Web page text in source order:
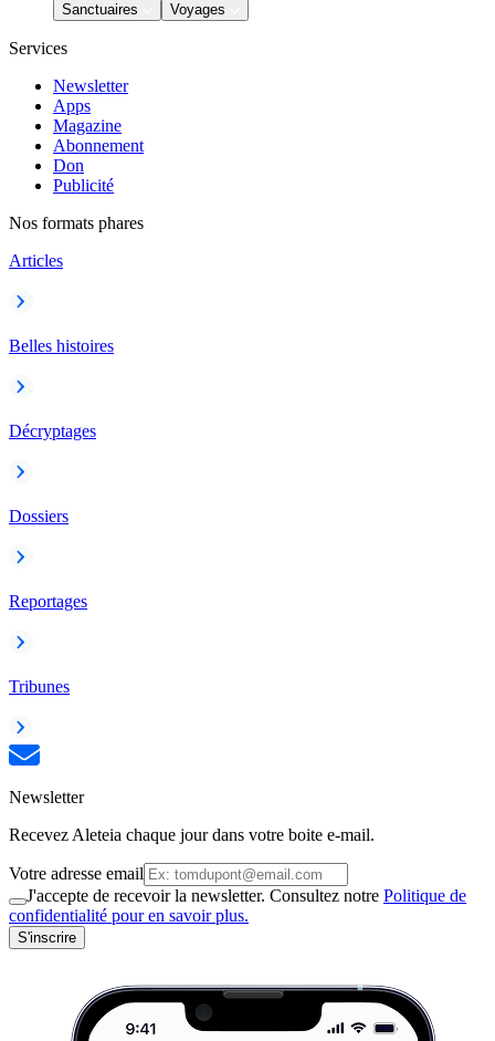
Sanctuaires
Voyages
Services
Newsletter
Apps
Magazine
Abonnement
Don
Publicité
Nos formats phares
Articles
Belles histoires
Décryptages
Dossiers
Reportages
Tribunes
Newsletter
Recevez Aleteia chaque jour dans votre boite e-mail.
Votre adresse email
J'accepte de recevoir la newsletter. Consultez notre Politique de
confidentialité pour en savoir plus.
S'inscrire